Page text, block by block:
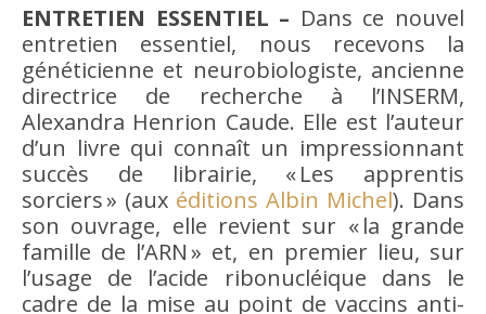
ENTRETIEN ESSENTIEL – Dans ce nouvel
entretien essentiel, nous recevons la
généticienne et neurobiologiste, ancienne
directrice de recherche à l’INSERM,
Alexandra Henrion Caude. Elle est l’auteur
d’un livre qui connaît un impressionnant
succès de librairie, « Les apprentis
sorciers » (aux éditions Albin Michel). Dans
son ouvrage, elle revient sur « la grande
famille de l’ARN » et, en premier lieu, sur
l’usage de l’acide ribonucléique dans le
cadre de la mise au point de vaccins anti-